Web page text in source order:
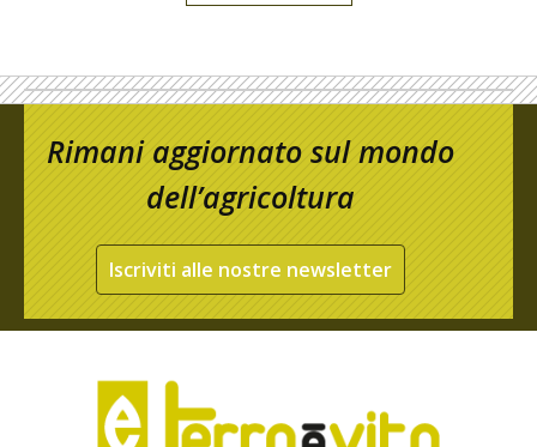
Rimani aggiornato sul mondo
dell’agricoltura
Iscriviti alle nostre newsletter